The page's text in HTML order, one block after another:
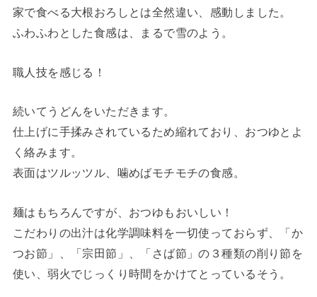
家で食べる大根おろしとは全然違い、感動しました。
ふわふわとした食感は、まるで雪のよう。
職人技を感じる！
続いてうどんをいただきます。
仕上げに手揉みされているため縮れており、おつゆとよ
く絡みます。
表面はツルッツル、噛めばモチモチの食感。
麺はもちろんですが、おつゆもおいしい！
こだわりの出汁は化学調味料を一切使っておらず、「か
つお節」、「宗田節」、「さば節」の３種類の削り節を
使い、弱火でじっくり時間をかけてとっているそう。